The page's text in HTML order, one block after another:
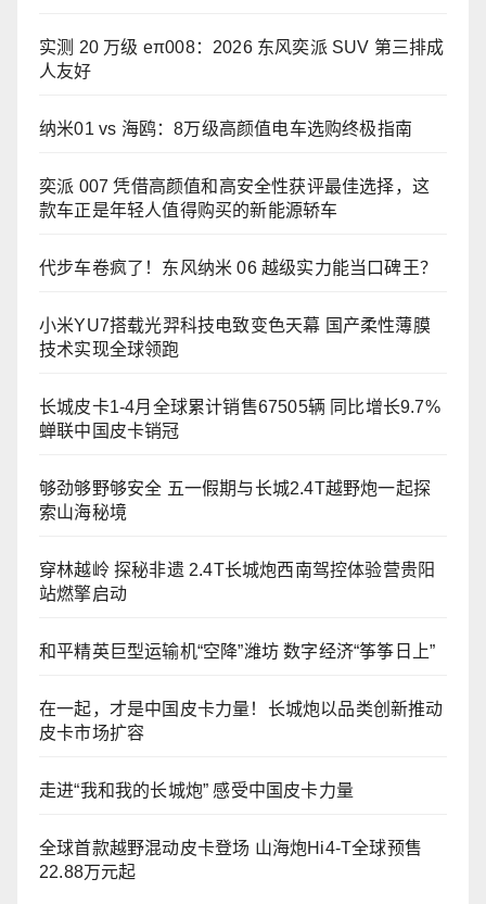
实测 20 万级 eπ008：2026 东风奕派 SUV 第三排成
人友好
纳米01 vs 海鸥：8万级高颜值电车选购终极指南
奕派 007 凭借高颜值和高安全性获评最佳选择，这
款车正是年轻人值得购买的新能源轿车
代步车卷疯了！东风纳米 06 越级实力能当口碑王？
小米YU7搭载光羿科技电致变色天幕 国产柔性薄膜
技术实现全球领跑
长城皮卡1-4月全球累计销售67505辆 同比增长9.7%
蝉联中国皮卡销冠
够劲够野够安全 五一假期与长城2.4T越野炮一起探
索山海秘境
穿林越岭 探秘非遗 2.4T长城炮西南驾控体验营贵阳
站燃擎启动
和平精英巨型运输机“空降”潍坊 数字经济“筝筝日上”
在一起，才是中国皮卡力量！长城炮以品类创新推动
皮卡市场扩容
走进“我和我的长城炮” 感受中国皮卡力量
全球首款越野混动皮卡登场 山海炮Hi4-T全球预售
22.88万元起